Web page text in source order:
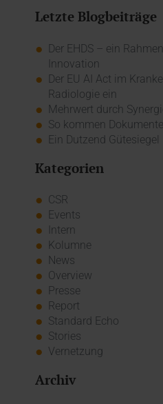
Letzte Blogbeiträge
Der EHDS – ein
Innovation
Der EU AI Act im
Radiologie ein
Mehrwert durch
So kommen
Ein Dutzend Gütesiegel
Kategorien
CSR
Events
Intern
Kolumne
News
Overview
Presse
Report
Standard Echo
Stories
Vernetzung
Archiv